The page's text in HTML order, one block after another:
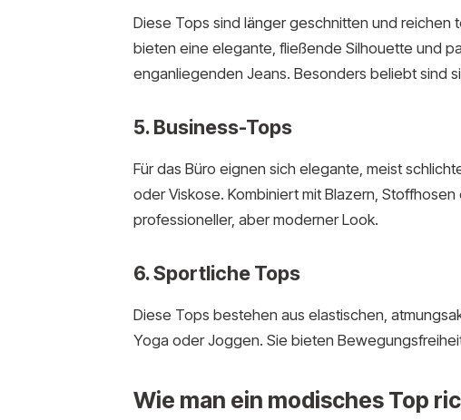
Diese Tops sind länger geschnitten und reichen
bieten eine elegante, fließende Silhouette und
enganliegenden Jeans. Besonders beliebt sind
5. Business-Tops
Für das Büro eignen sich elegante, meist
oder Viskose. Kombiniert mit Blazern,
professioneller, aber moderner Look.
6. Sportliche Tops
Diese Tops bestehen aus elastischen,
Yoga oder Joggen. Sie bieten
Wie man ein modisches Top